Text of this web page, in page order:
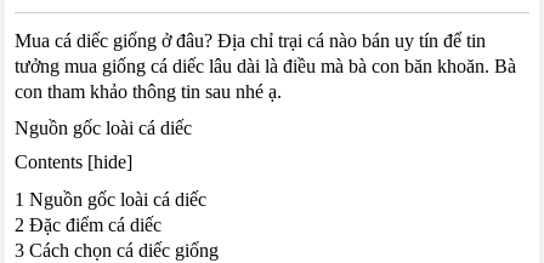
Mua cá diếc giống ở đâu? Địa chỉ trại cá nào bán uy tín để tin
tưởng mua giống cá diếc lâu dài là điều mà bà con băn khoăn. Bà
con tham khảo thông tin sau nhé ạ.
Nguồn gốc loài cá diếc
Contents [hide]
1 Nguồn gốc loài cá diếc
2 Đặc điểm cá diếc
3 Cách chọn cá diếc giống